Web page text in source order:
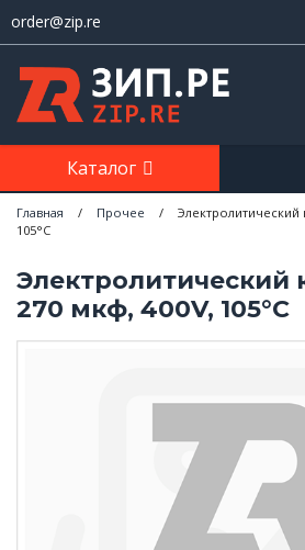
order@zip.re
Каталог
Главная / Прочее /
Электролитический
105°С
Электролитический
270 мкф, 400V, 105°С